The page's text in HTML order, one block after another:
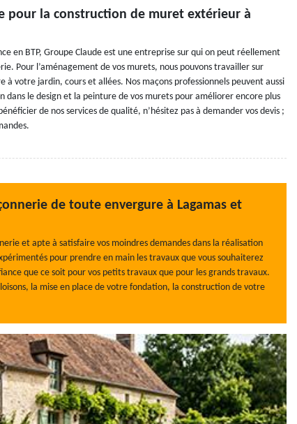
pour la construction de muret extérieur à
en BTP, Groupe Claude est une entreprise sur qui on peut réellement
Pour l’aménagement de vos murets, nous pouvons travailler sur
votre jardin, cours et allées. Nos maçons professionnels peuvent aussi
dans le design et la peinture de vos murets pour améliorer encore plus
de nos services de qualité, n’hésitez pas à demander vos devis ;
de toute envergure à Lagamas et
et apte à satisfaire vos moindres demandes dans la réalisation
pour prendre en main les travaux que vous souhaiterez
que ce soit pour vos petits travaux que pour les grands travaux.
la mise en place de votre fondation, la construction de votre